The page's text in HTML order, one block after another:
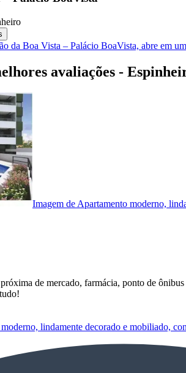
da Boa Vista – Palácio BoaVista, abre em
avaliações -
Imagem de Apartamento moderno,
de mercado, farmácia, ponto de
lindamente decorado e mobiliado,